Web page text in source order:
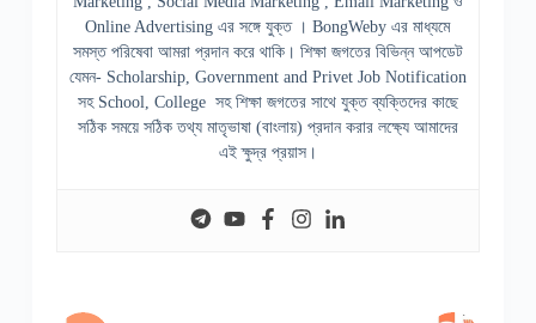
Online Advertising এর সঙ্গে যুক্ত । BongWeby এর মাধ্যমে
সমস্ত পরিষেবা আমরা প্রদান করে থাকি। শিক্ষা জগতের বিভিন্ন আপডেট
যেমন- Scholarship, Government and Privet Job Notification
সহ School, College সহ শিক্ষা জগতের সাথে যুক্ত ব্যক্তিদের কাছে
সঠিক সময়ে সঠিক তথ্য মাতৃভাষা (বাংলায়) প্রদান করার লক্ষ্যে আমাদের
এই ক্ষুদ্র প্রয়াস।